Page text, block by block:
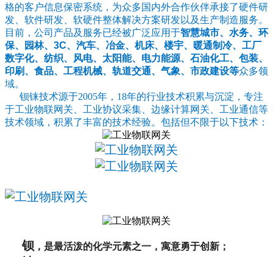
格的客户信息保密系统，为众多国内外合作伙伴承接了硬件研
发、软件研发、软硬件整体解决方案研发以及生产制造服务。
目前，公司产品及服务已经被广泛应用于智慧城市、水务、环
保、园林、3C、汽车、冶金、机床、楼宇、暖通制冷、工厂
数字化、纺织、风电、太阳能、电力能源、石油化工、包装、
印刷、食品、工程机械、轨道交通、气象、市政建设等众多领
域。
钡铼技术源于2005年，18年的行业技术积累与沉淀，专注
于工业物联网关、工业协议采集、边缘计算网关、工业通信等
技术领域，积累了丰富的技术经验。包括但不限于以下技术：
钡 ，是最活泼的化学元素之一，寓意勇于创新；